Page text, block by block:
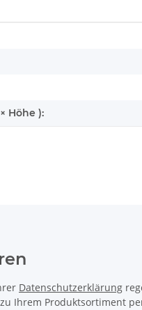
Höhe ):
Datenschutzerklärung
Ihrem Produktsortiment